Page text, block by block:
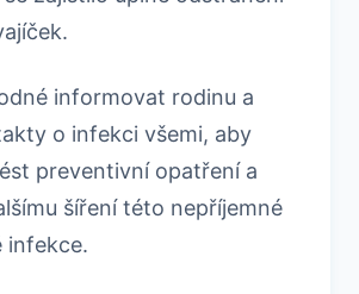
informovat rodinu a
o infekci všemi, aby
preventivní opatření a
šíření této nepříjemné
infekce.